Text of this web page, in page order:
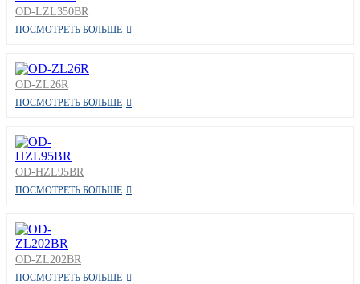
OD-LZL350BR
ПОСМОТРЕТЬ БОЛЬШЕ
OD-ZL26R
ПОСМОТРЕТЬ БОЛЬШЕ
OD-HZL95BR
ПОСМОТРЕТЬ БОЛЬШЕ
OD-ZL202BR
ПОСМОТРЕТЬ БОЛЬШЕ